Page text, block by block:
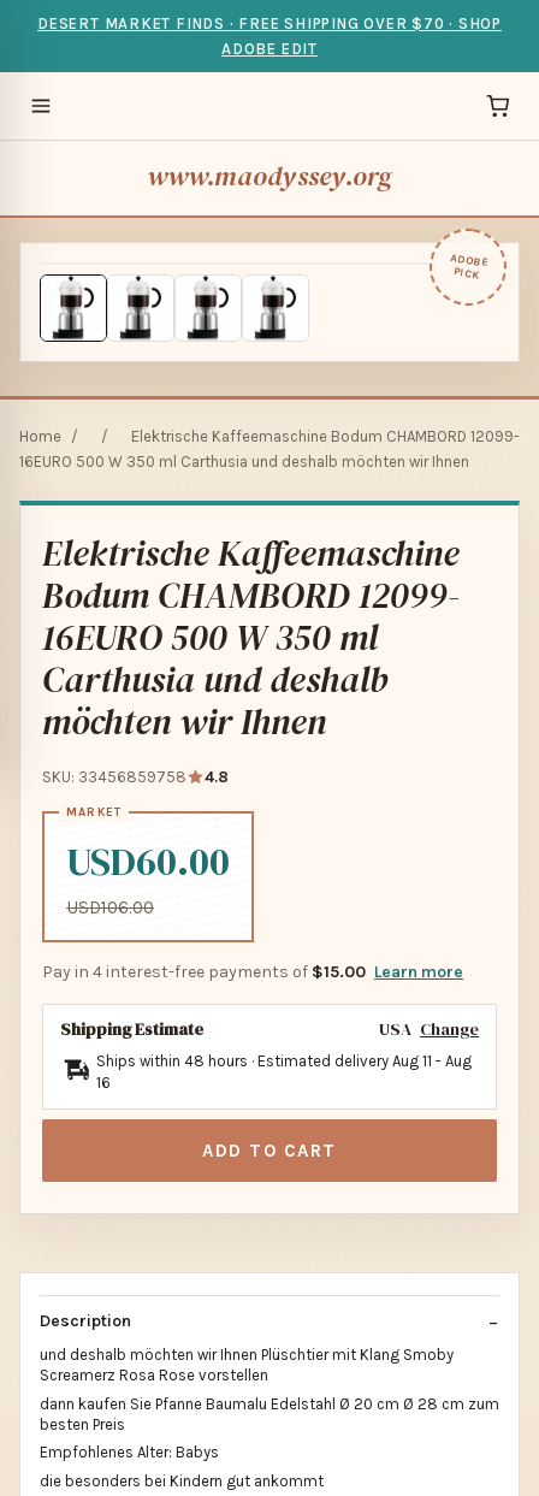
DESERT MARKET FINDS · FREE SHIPPING OVER $70 · SHOP
ADOBE EDIT
www.maodyssey.org
ADOBE
PICK
Home / /
Elektrische Kaffeemaschine Bodum CHAMBORD 12099-
16EURO 500 W 350 ml Carthusia und deshalb möchten wir Ihnen
Elektrische Kaffeemaschine
Bodum CHAMBORD 12099-
16EURO 500 W 350 ml
Carthusia und deshalb
möchten wir Ihnen
SKU: 33456859758 4.8
USD60.00
USD106.00
Pay in 4 interest-free payments of $15.00 Learn more
Shipping Estimate USA Change
Ships within 48 hours · Estimated delivery Aug 11 - Aug
16
ADD TO CART
Description
und deshalb möchten wir Ihnen Plüschtier mit Klang Smoby
Screamerz Rosa Rose vorstellen
dann kaufen Sie Pfanne Baumalu Edelstahl Ø 20 cm Ø 28 cm zum
besten Preis
Empfohlenes Alter: Babys
die besonders bei Kindern gut ankommt